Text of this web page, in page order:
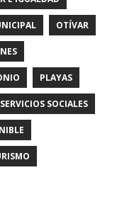
OTÍVAR
PLAYAS
SERVICIOS SOCIALES